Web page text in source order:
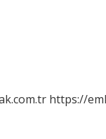
https://